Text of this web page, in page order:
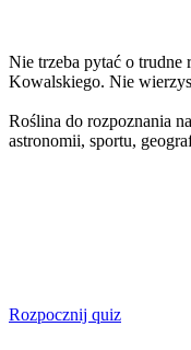
Nie trzeba pytać o trudne
Kowalskiego. Nie
Roślina do rozpoznania
astronomii, sportu,
Rozpocznij quiz